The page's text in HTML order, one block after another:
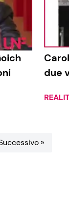
due
»